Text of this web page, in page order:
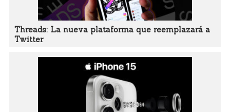
Threads: La nueva plataforma que reemplazará a
Twitter